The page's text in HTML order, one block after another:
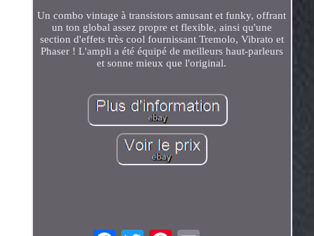
Un combo vintage à transistors amusant et funky, offrant
un ton global assez propre et flexible, ainsi qu'une
section d'effets très cool fournissant Tremolo, Vibrato et
Phaser ! L'ampli a été équipé de meilleurs haut-parleurs
et sonne mieux que l'original.